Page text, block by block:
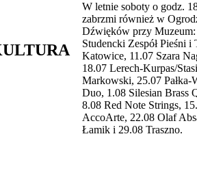
W letnie soboty o godz.
zabrzmi również w
Dźwięków przy
Studencki Zespół Pieśni i
Katowice, 11.07 Szara
18.07 Lerech-Kurpas/
Markowski, 25.07 Pałka-
Duo, 1.08 Silesian Brass
8.08 Red Note Strings,
AccoArte, 22.08 Olaf
Łamik i 29.08 Traszno.